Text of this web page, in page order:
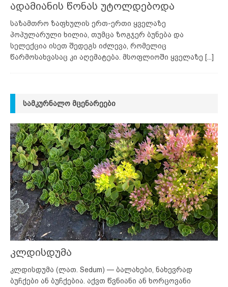
ადამიანის წონას უტოლდებოდა
საზამთრო ზაფხულის ერთ-ერთი ყველაზე
პოპულარული ხილია, თუმცა ზოგჯერ ბუნება და
სელექცია ისეთ შედეგს იძლევა, რომელიც
წარმოსახვასაც კი აღემატება. მსოფლიოში ყველაზე [...]
ᲡᲐᲛᲙᲣᲠᲜᲐᲚᲝ ᲛᲪᲔᲜᲐᲠᲔᲔᲑᲘ
კლდისდუმა
კლდისდუმა (ლათ. Sedum) — ბალახები, ნახევრად
ბუჩქები ან ბუჩქებია. აქვთ წვნიანი ან ხორცოვანი